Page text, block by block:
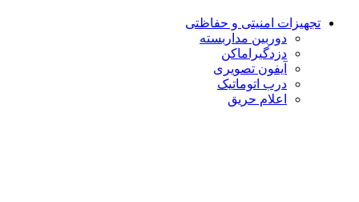
تجهیزات امنیتى و حفاظتی
دوربین مداربسته
دزدگیراماکن
آیفون تصویری
درب اتوماتیک
اعلام حریق